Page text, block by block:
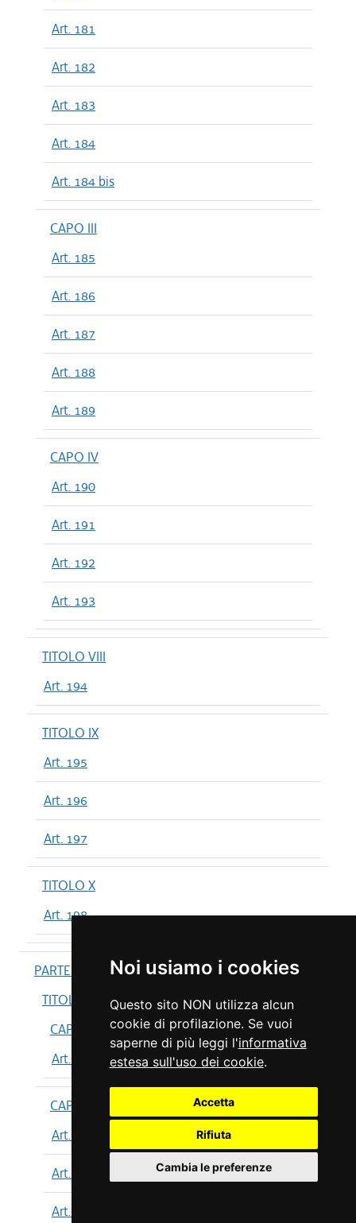
Noi usiamo i cookies
Questo sito NON utilizza alcun
cookie di profilazione. Se vuoi
saperne di più leggi l'informativa
estesa sull'uso dei cookie.
Accetta
Rifiuta
Cambia le preferenze
Art. 181
Art. 182
Art. 183
Art. 184
Art. 184 bis
CAPO III
Art. 185
Art. 186
Art. 187
Art. 188
Art. 189
CAPO IV
Art. 190
Art. 191
Art. 192
Art. 193
TITOLO VIII
Art. 194
TITOLO IX
Art. 195
Art. 196
Art. 197
TITOLO X
Art. 198
PARTE IV
TITOLO I
CAPO I
Art. 199
CAPO II
Art. 200
Art. 201
Art. 202